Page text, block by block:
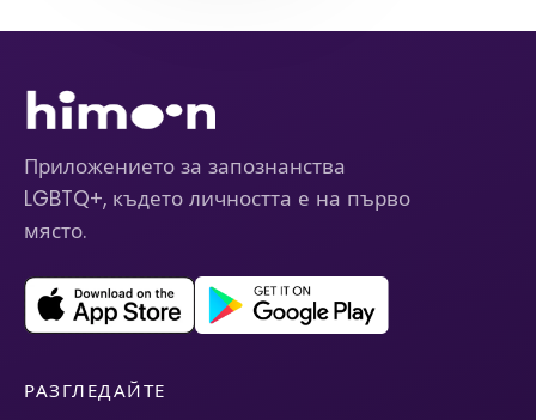
Приложението за запознанства
LGBTQ+, където личността е на първо
място.
РАЗГЛЕДАЙТЕ